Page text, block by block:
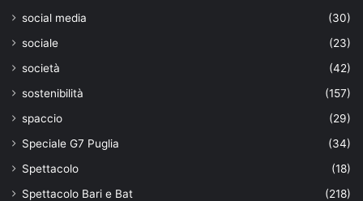
social media
(30)
sociale
(23)
società
(42)
sostenibilità
(157)
spaccio
(29)
Speciale G7 Puglia
(34)
Spettacolo
(18)
Spettacolo Bari e Bat
(218)